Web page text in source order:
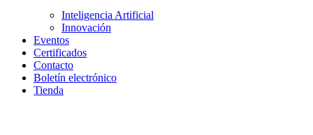
Inteligencia Artificial
Innovación
Eventos
Certificados
Contacto
Boletín electrónico
Tienda